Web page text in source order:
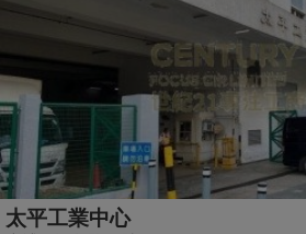
太平工業中心